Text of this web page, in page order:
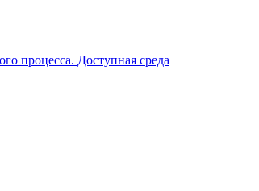
процесса. Доступная среда